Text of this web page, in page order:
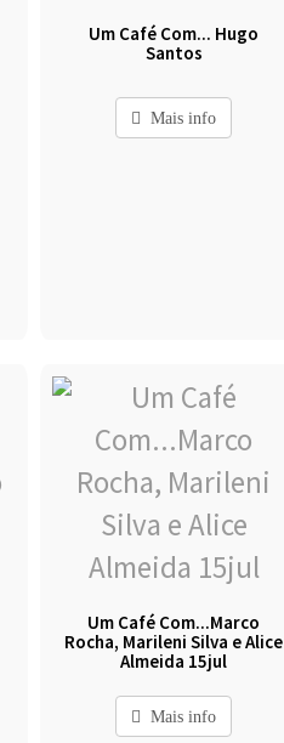
Um Café Com... Hugo
Santos
Mais info
Um Café Com...Marco
Rocha, Marileni Silva e Alice
Almeida 15jul
Mais info